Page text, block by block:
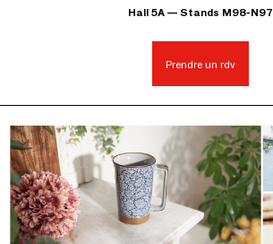
Hall 5A — Stands M98-N97
Prendre un rdv